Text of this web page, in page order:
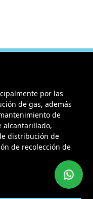
por las
de gas, además
de
alcantarillado,
distribución de
de recolección de